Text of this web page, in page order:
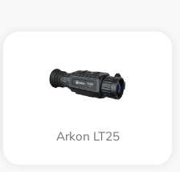
Arkon LT25